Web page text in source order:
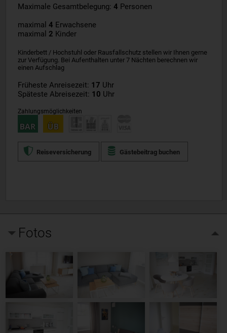
Maximale Gesamtbelegung: 4 Personen
maximal 4 Erwachsene
maximal 2 Kinder
Kinderbett / Hochstuhl oder Rausfallschutz stellen wir Ihnen gerne
zur Verfügung. Bei Aufenthalten unter 7 Nächten berechnen wir
einen Aufschlag
Früheste Anreisezeit: 17 Uhr
Späteste Abreisezeit: 10 Uhr
Zahlungsmöglichkeiten
Reiseversicherung Gästebeitrag buchen
Fotos